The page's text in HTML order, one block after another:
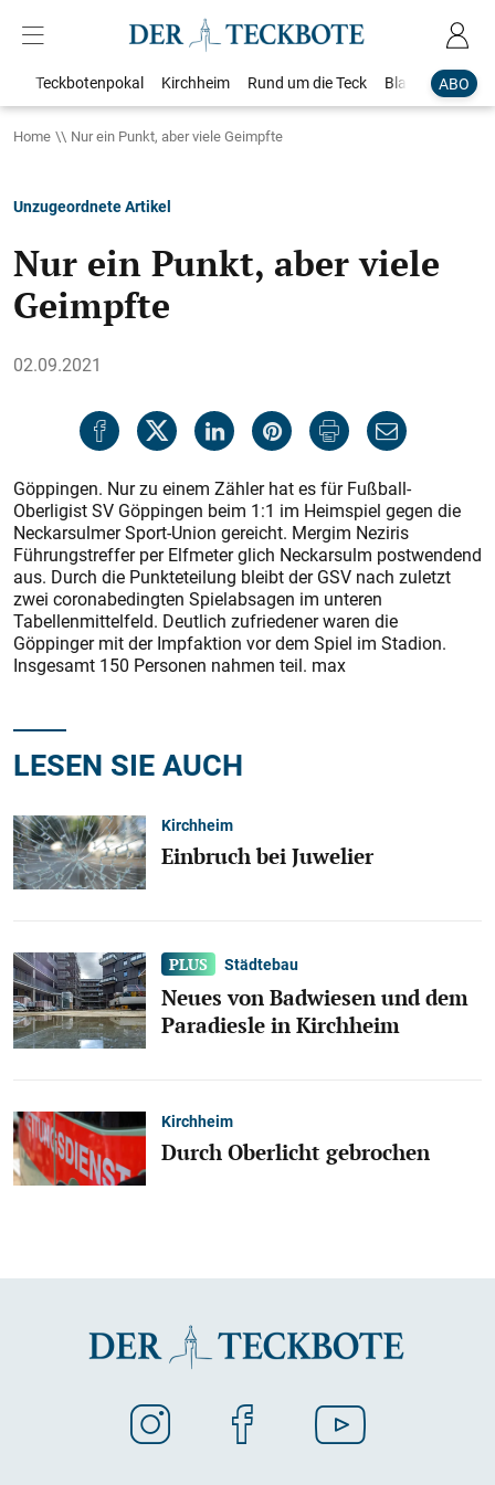
ABO
Teckbotenpokal Kirchheim Rund um die Teck Blaulicht
Home Nur ein Punkt, aber viele Geimpfte
Unzugeordnete Artikel
Nur ein Punkt, aber viele
Geimpfte
02.09.2021
Göppingen. Nur zu einem Zähler hat es für Fußball-
Oberligist SV Göppingen beim 1:1 im Heimspiel gegen die
Neckarsulmer Sport-Union gereicht. Mergim Neziris
Führungstreffer per Elfmeter glich Neckarsulm postwendend
aus. Durch die Punkteteilung bleibt der GSV nach zuletzt
zwei coronabedingten Spielabsagen im unteren
Tabellenmittelfeld. Deutlich zufriedener waren die
Göppinger mit der Impfaktion vor dem Spiel im Stadion.
Insgesamt 150 Personen nahmen teil. max
LESEN SIE AUCH
Kirchheim
Einbruch bei Juwelier
Städtebau
Neues von Badwiesen und dem
Paradiesle in Kirchheim
Kirchheim
Durch Oberlicht gebrochen